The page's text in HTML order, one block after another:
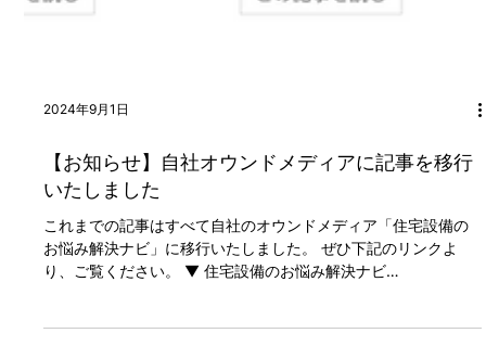
2024年9月1日
【お知らせ】自社オウンドメディアに記事を移行
いたしました
これまでの記事はすべて自社のオウンドメディア「住宅設備の